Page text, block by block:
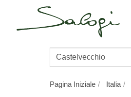
Destinazione/Nome
Pagina Iniziale Italia